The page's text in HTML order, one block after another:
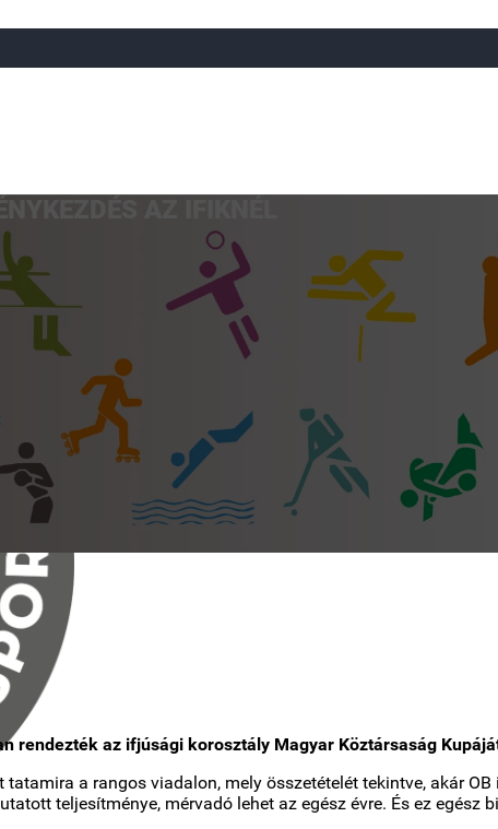
AZ IFIKNÉL
rendezték az ifjúsági korosztály Magyar Köztársaság
tatamira a rangos viadalon, mely összetételét tekintve, akár
teljesítménye, mérvadó lehet az egész évre. És ez egész